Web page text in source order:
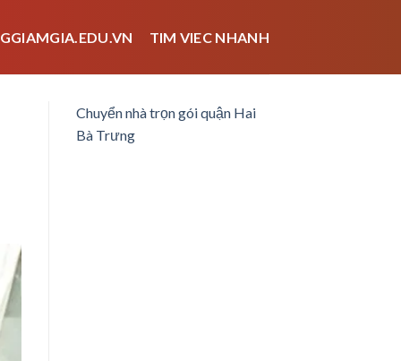
TIM VIEC NHANH
Chuyển nhà trọn gói quận Hai
Bà Trưng